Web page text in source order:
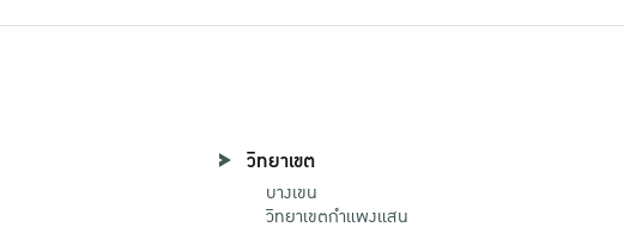
วิทยาเขต
บางเขน
วิทยาเขตกําแพงแสน